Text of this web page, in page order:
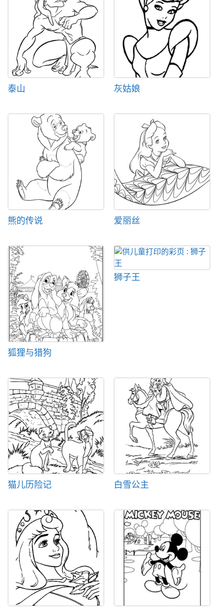
泰山 灰姑娘
熊的传说 爱丽丝
狐狸与猎狗
狮子王
猫儿历险记 白雪公主